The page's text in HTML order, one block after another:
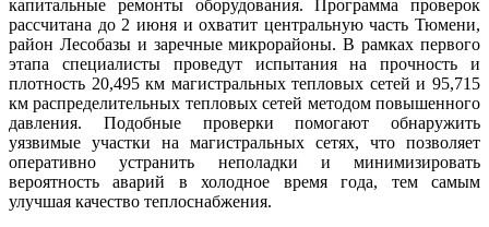
капитальные ремонты оборудования. Программа проверок
рассчитана до 2 июня и охватит центральную часть Тюмени,
район Лесобазы и заречные микрорайоны. В рамках первого
этапа специалисты проведут испытания на прочность и
плотность 20,495 км магистральных тепловых сетей и 95,715
км распределительных тепловых сетей методом повышенного
давления. Подобные проверки помогают обнаружить
уязвимые участки на магистральных сетях, что позволяет
оперативно устранить неполадки и минимизировать
вероятность аварий в холодное время года, тем самым
улучшая качество теплоснабжения.